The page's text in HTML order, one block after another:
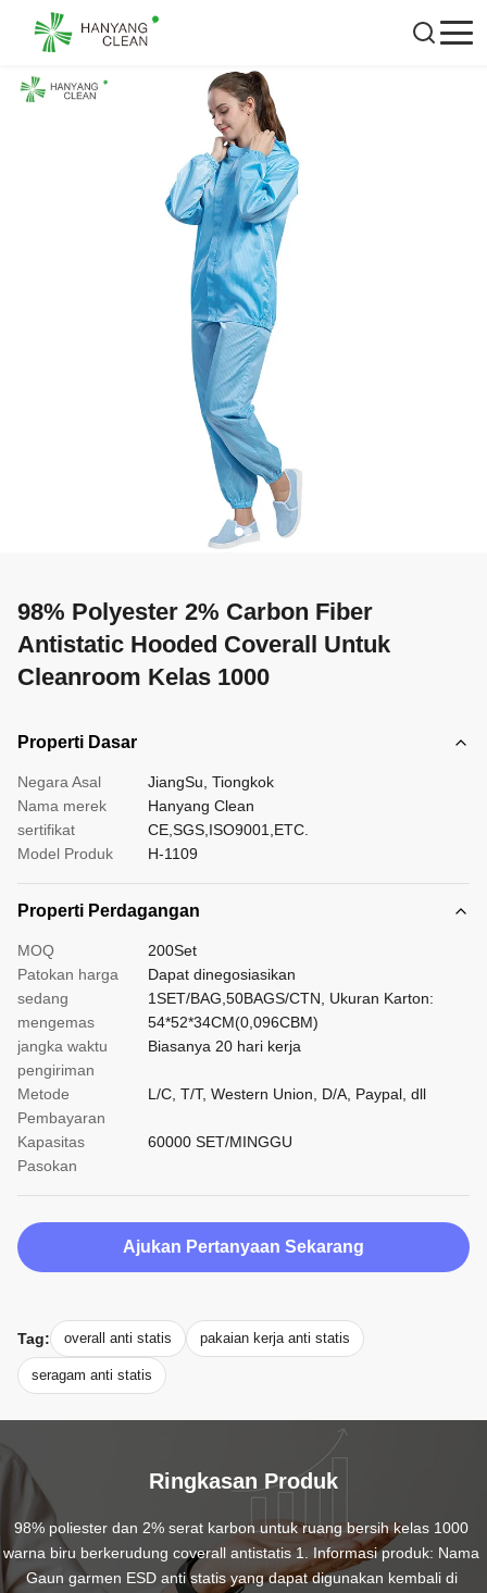
98% Polyester 2% Carbon Fiber
Antistatic Hooded Coverall Untuk
Cleanroom Kelas 1000
Properti Dasar
Negara Asal
JiangSu, Tiongkok
Nama merek
Hanyang Clean
sertifikat
CE,SGS,ISO9001,ETC.
Model Produk
H-1109
Properti Perdagangan
MOQ
200Set
Patokan harga
Dapat dinegosiasikan
sedang
mengemas
1SET/BAG,50BAGS/CTN, Ukuran Karton:
54*52*34CM(0,096CBM)
jangka waktu
pengiriman
Biasanya 20 hari kerja
Metode
Pembayaran
L/C, T/T, Western Union, D/A, Paypal, dll
Kapasitas
Pasokan
60000 SET/MINGGU
Ajukan Pertanyaan Sekarang
Tag: overall anti statis pakaian kerja anti statis
seragam anti statis
Ringkasan Produk
98% poliester dan 2% serat karbon untuk ruang bersih kelas 1000
warna biru berkerudung coverall antistatis 1. Informasi produk: Nama
Gaun garmen ESD anti statis yang dapat digunakan kembali di